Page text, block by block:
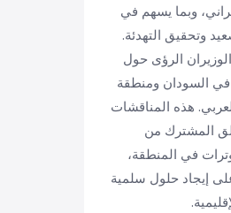
وبما يسهم في
وتحقيق التهدئة.
الرؤى حول
السودان ومنطقة
هذه المناقشات
المشترك من
في المنطقة،
إيجاد حلول سلمية